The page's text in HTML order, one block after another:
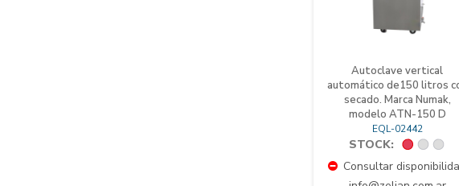
Autoclave vertical
automático de150 litros
secado. Marca Numak,
modelo ATN-150 D
EQL-02442
STOCK:
Consultar